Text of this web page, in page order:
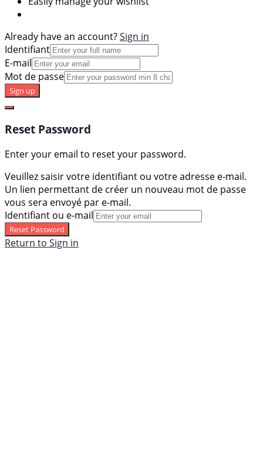
Already have an account?Sign in
Identifiant
E-mail
Mot de passe
Sign up
Reset Password
Enter your email to reset your password.
Veuillez saisir votre identifiant ou votre adresse e-mail.
Un lien permettant de créer un nouveau mot de passe
vous sera envoyé par e-mail.
Identifiant ou e-mail
Reset Password
Return to Sign in